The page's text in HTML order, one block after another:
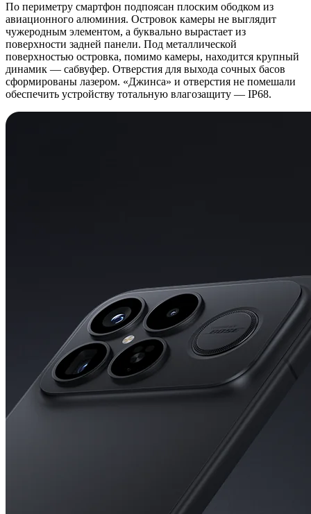
По периметру смартфон подпоясан плоским ободком из
авиационного алюминия. Островок камеры не выглядит
чужеродным элементом, а буквально вырастает из
поверхности задней панели. Под металлической
поверхностью островка, помимо камеры, находится крупный
динамик — сабвуфер. Отверстия для выхода сочных басов
сформированы лазером. «Джинса» и отверстия не помешали
обеспечить устройству тотальную влагозащиту — IP68.